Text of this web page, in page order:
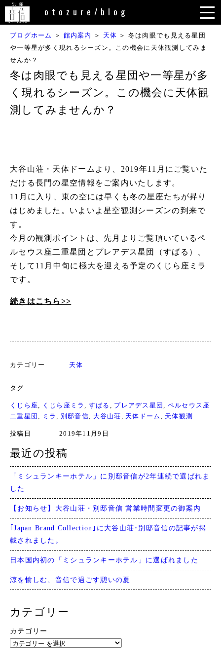
内
otozure/blog
ブログホーム ＞ 館内案内 ＞ 天体 ＞ 冬は肉眼でも見える星団
や一等星が多く現れるシーズン。この機会に天体観測してみま
せんか？
冬は肉眼でも見える星団や一等星が多
く現れるシーズン。この機会に天体観
測してみませんか？
大谷山荘・天体ドームより、2019年11月にご覧いた
だける長門の星空情報をご案内いたします。
11月に入り、東の空には早くも冬の星座たちが昇り
はじめました。いよいよ星空観測シーズンの到来で
す。
今月の観測ポイントは、先月よりご覧頂いているペ
ルセウス座二重星団とプレアデス星団（すばる）、
そして11月中旬に極大を迎える予定のくじら座ミラ
です。
続きはこちら>>
カテゴリー 天体
タグ
くじら座, くじら座ミラ, すばる , プレアデス星団, ペルセウス座
二重星団, ミラ, 別邸音信, 大谷山荘, 天体ドーム , 天体観測
投稿日 2019年11月9日
最近の投稿
「ミシュランキーホテル」に別邸音信が2年連続で選ばれま
した
【お知らせ】大谷山荘・別邸音信 営業時間変更の御案内
｢Japan Brand Collection｣に大谷山荘･別邸音信の記事が掲
載されました。
日本国内初の「ミシュランキーホテル」に選ばれました
涼を愉しむ、音信で過ごす憩いの夏
カテゴリー
カテゴリー